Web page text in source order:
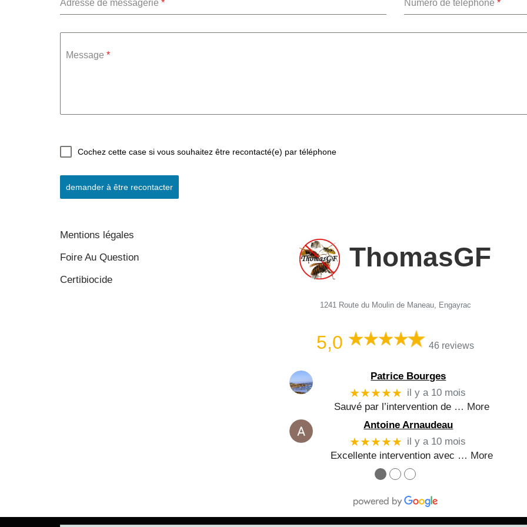
Adresse de messagerie * Numéro de téléphone *
Message *
Cochez cette case si vous souhaitez être recontacté(e) par téléphone
demander à être recontacter
Mentions légales
Foire Au Question
Certibiocide
ThomasGF
1241 Route du Moulin de Maneau, Engayrac
5,0 46 reviews
Patrice Bourges
★★★★★ il y a 10 mois
Sauvé par l’intervention de … More
Antoine Arnaudeau
★★★★★ il y a 10 mois
Excellente intervention avec … More
●●●